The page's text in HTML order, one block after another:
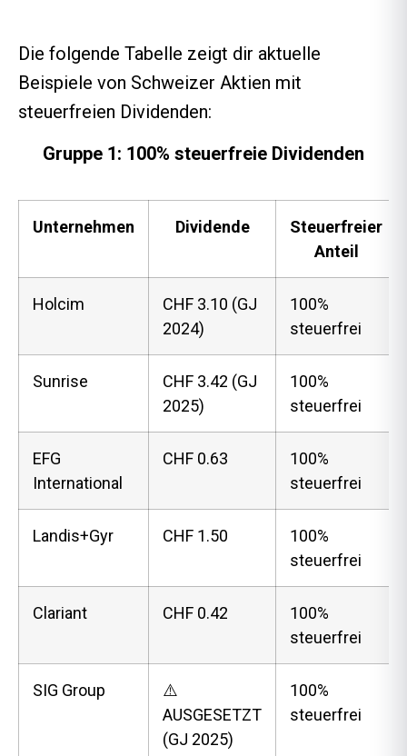
Die folgende Tabelle zeigt dir aktuelle
Beispiele von Schweizer Aktien mit
steuerfreien Dividenden:
Gruppe 1: 100% steuerfreie Dividenden
Unternehmen Dividende
Steuerfreier
Anteil
Holcim
CHF 3.10 (GJ
2024)
100%
steuerfrei
Sunrise
CHF 3.42 (GJ
2025)
100%
steuerfrei
EFG
International
CHF 0.63
100%
steuerfrei
Landis+Gyr CHF 1.50
100%
steuerfrei
Clariant CHF 0.42
100%
steuerfrei
SIG Group
⚠️
AUSGESETZT
(GJ 2025)
100%
steuerfrei